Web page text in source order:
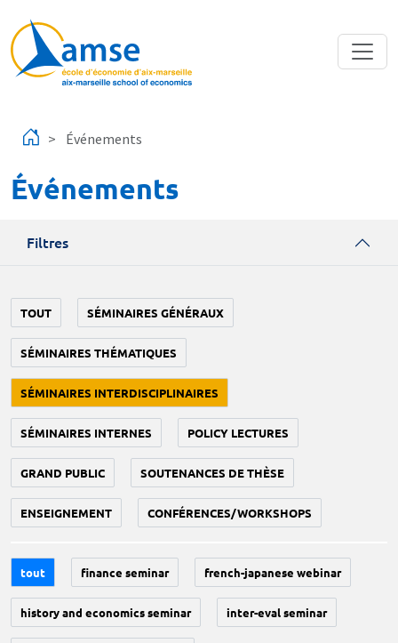
Événements
Événements
Filtres
TOUT SÉMINAIRES GÉNÉRAUX
SÉMINAIRES THÉMATIQUES
SÉMINAIRES INTERDISCIPLINAIRES
SÉMINAIRES INTERNES POLICY LECTURES
GRAND PUBLIC SOUTENANCES DE THÈSE
ENSEIGNEMENT CONFÉRENCES/WORKSHOPS
tout finance seminar french-japanese webinar
history and economics seminar inter-eval seminar